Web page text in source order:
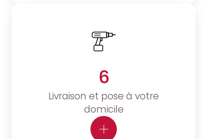
6
Livraison et pose à votre
domicile